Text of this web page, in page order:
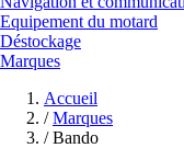
Equipement du motard
Déstockage
Marques
Accueil
/ Marques
/ Bando